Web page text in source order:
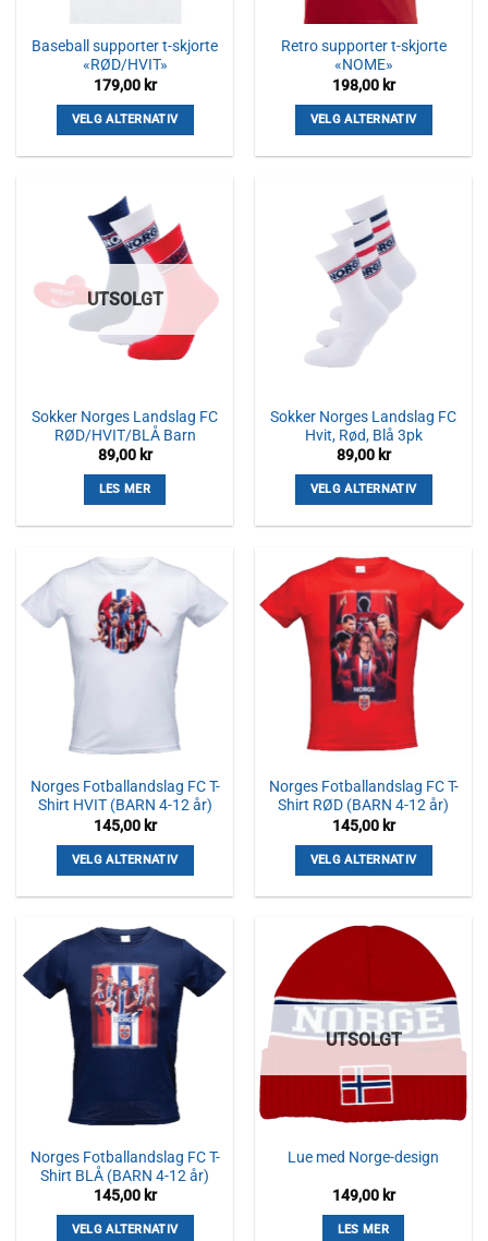
Baseball supporter t-skjorte
«RØD/HVIT»
179,00 kr
VELG ALTERNATIV
flere
varianter.
Alternativene
velges
på
produktsiden
Retro supporter t-skjorte
«NOME»
198,00 kr
VELG ALTERNATIV
flere
varianter.
Alternativene
kan
velges
på
produktsiden
UTSOLGT
Sokker Norges Landslag FC
RØD/HVIT/BLÅ Barn
89,00 kr
LES MER
Sokker Norges Landslag FC
Hvit, Rød, Blå 3pk
89,00 kr
VELG ALTERNATIV
har
varianter.
Alternativene
kan
velges
på
produktsiden
Norges Fotballandslag FC T-
Shirt HVIT (BARN 4-12 år)
145,00 kr
VELG ALTERNATIV
har
varianter.
Alternativene
kan
velges
produktsiden
Norges Fotballandslag FC T-
Shirt RØD (BARN 4-12 år)
145,00 kr
VELG ALTERNATIV
har
Alternativene
kan
velges
på
produktsiden
Norges Fotballandslag FC T-
Shirt BLÅ (BARN 4-12 år)
145,00 kr
VELG ALTERNATIV
UTSOLGT
Lue med Norge-design
149,00 kr
LES MER